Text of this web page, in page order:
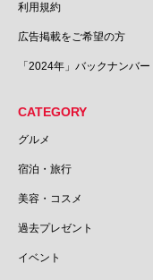
利用規約
広告掲載をご希望の方
「2024年」バックナンバー
CATEGORY
グルメ
宿泊・旅行
美容・コスメ
過去プレゼント
イベント